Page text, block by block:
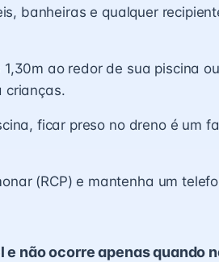
banheiras e qualquer
ao redor de sua piscina
crianças.
ficar preso no dreno é um
(RCP) e mantenha um
não ocorre apenas quando